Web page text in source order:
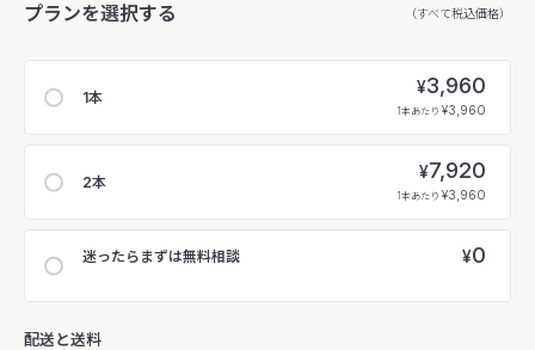
プランを選択する （すべて税込価格）
1本
¥3,960
1本あたり ¥3,960
2本
¥7,920
1本あたり ¥3,960
迷ったらまずは無料相談 ¥0
配送と送料